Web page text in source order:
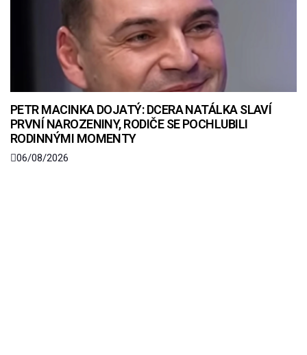
PETR MACINKA DOJATÝ: DCERA NATÁLKA SLAVÍ
PRVNÍ NAROZENINY, RODIČE SE POCHLUBILI
RODINNÝMI MOMENTY
06/08/2026